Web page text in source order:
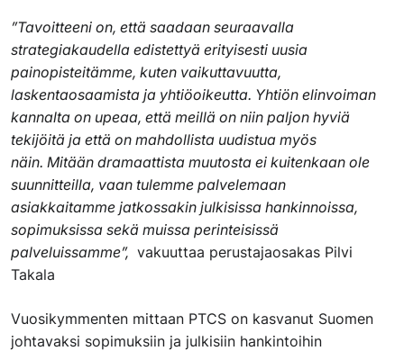
”Tavoitteeni on, että saadaan seuraavalla
strategiakaudella edistettyä erityisesti uusia
painopisteitämme, kuten vaikuttavuutta,
laskentaosaamista ja yhtiöoikeutta. Yhtiön elinvoiman
kannalta on upeaa, että meillä on niin paljon hyviä
tekijöitä ja että on mahdollista uudistua myös
näin. Mitään dramaattista muutosta ei kuitenkaan ole
suunnitteilla, vaan tulemme palvelemaan
asiakkaitamme jatkossakin julkisissa hankinnoissa,
sopimuksissa sekä muissa perinteisissä
palveluissamme”, vakuuttaa perustajaosakas Pilvi
Takala
Vuosikymmenten mittaan PTCS on kasvanut Suomen
johtavaksi sopimuksiin ja julkisiin hankintoihin